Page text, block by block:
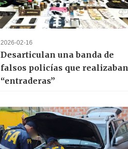
2026-02-16
Desarticulan una banda de
falsos policías que realizaban
“entraderas”